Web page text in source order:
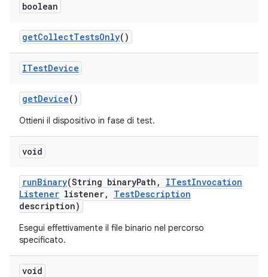
boolean
getCollectTestsOnly()
ITestDevice
getDevice()
Ottieni il dispositivo in fase di test.
void
runBinary(String binaryPath , ITestInvocation
Listener listener, TestDescription
description)
Esegui effettivamente il file binario nel percorso
specificato.
void